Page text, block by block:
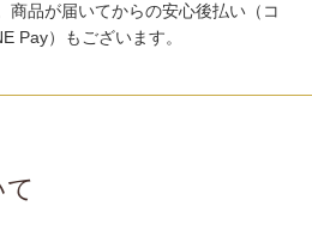
商品が届いてからの安心後払い（コ
Pay）もございます。